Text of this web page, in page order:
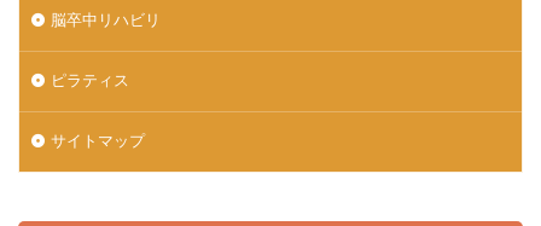
脳卒中リハビリ
ピラティス
サイトマップ